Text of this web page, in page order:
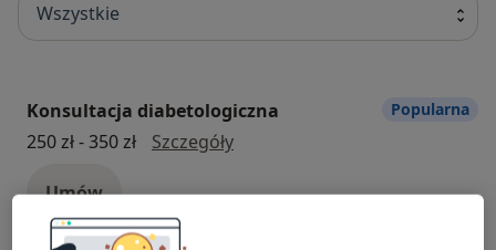
Wszystkie
Konsultacja diabetologiczna
250 zł - 350 zł
Szczegółykonsultacja diabetologiczna
Umów
Popularna